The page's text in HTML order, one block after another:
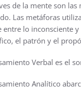
de la mente son
Las metáforas
entre lo inconsciente
el patrón y el
Verbal es el
Analítico